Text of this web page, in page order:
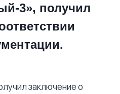
3», получил
заключение о